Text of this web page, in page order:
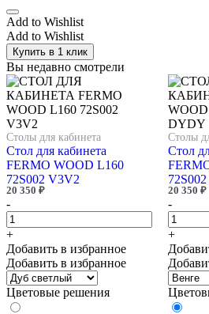
Add to Wishlist
Add to Wishlist
Купить в 1 клик
Вы недавно смотрели
Столы для кабинета
Стол для кабинета
FERMO WOOD L160
72S002 V3V2
20 350 ₽
-
+
Добавить в избранное
Добавить в избранное
Цветовые решения
Столы
Стол
20 350 ₽
-
+